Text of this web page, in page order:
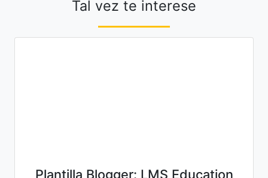
Tal vez te interese
Plantilla Blogger: LMS Education